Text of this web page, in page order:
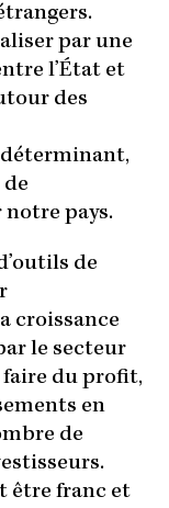
par une
l’État et
des
pays.
de
croissance
le secteur
faire du profit,
en
de
être franc et